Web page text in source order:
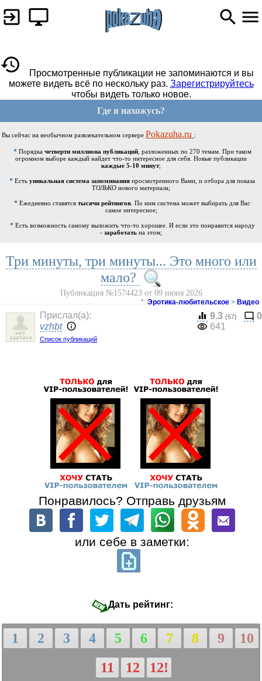
Просмотренные публикации не запоминаются и вы
можете видеть всё по нескольку раз. Зарегистрируйтесь
чтобы видеть только новое.
Где я нахожусь?
Вы сейчас на необычном развлекательном сервере Pokazuha.ru :
Порядка четверти миллиона публикаций, разложенных по 270 темам. При таком
огромном выборе каждый найдет что-то интересное для себя. Новые публикации
каждые 5-10 минут;
Есть уникальная система запоминания просмотренного Вами, и отбора для показа
ТОЛЬКО нового материала;
Ежедневно ставятся тысячи рейтингов . По ним система может выбирать для Вас
самое интересное;
Есть возможность самому выложить что-то хорошее. И если это понравится народу
- заработать на этом;
Три минуты, три минуты... Это много или
мало?
Публикация №1574423 от 09 июня 2026
* Эротика-любительское > Видео
Прислал(a):
vzhbt
Список публикаций
9.3 (57)
0
641
Понравилось? Отправь друзьям
или себе в заметки:
Дать рейтинг:
1 2 3 4 5 6 7 8 9
10
11
12 12!